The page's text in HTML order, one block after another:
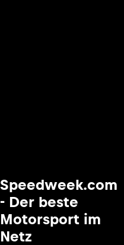
Speedweek.com
- Der beste
Motorsport im
Netz